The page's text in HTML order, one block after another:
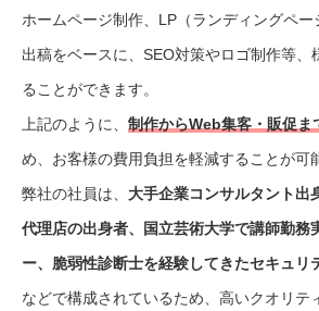
ホームページ制作、LP（ランディングペ
出稿をベースに、SEO対策やロゴ制作等、
ることができます。
上記のように、 制作からWeb集客・販促ま
め、お客様の費用負担を軽減することが可
弊社の社員は、 大手企業コンサルタント出
代理店の出身者、国立芸術大学で講師勤務
ー、脆弱性診断士を経験してきたセキュリ
などで構成されているため、高いクオリテ